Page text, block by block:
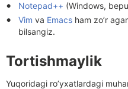
Notepad++ (Windows,
Vim va Emacs ham zo’r
bilsangiz.
Tortishmaylik
Yuqoridagi ro’yxatlardagi